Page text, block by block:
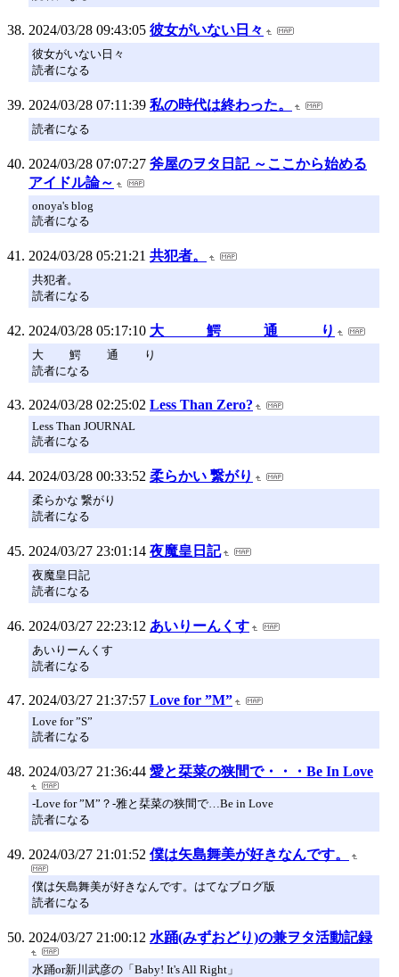
2024/03/28 09:43:05 彼女がいない日々
彼女がいない日々
読者になる
2024/03/28 07:11:39 私の時代は終わった。
読者になる
2024/03/28 07:07:27 斧屋のヲタ日記 ～ここから始める
アイドル論～
onoya's blog
読者になる
2024/03/28 05:21:21 共犯者。
共犯者。
読者になる
2024/03/28 05:17:10 大 鰐 通 り
大 鰐 通 り
読者になる
2024/03/28 02:25:02 Less Than Zero?
Less Than JOURNAL
読者になる
2024/03/28 00:33:52 柔らかい 繋がり
柔らかな 繋がり
読者になる
2024/03/27 23:01:14 夜魔皇日記
夜魔皇日記
読者になる
2024/03/27 22:23:12 あいりーんくす
あいりーんくす
読者になる
2024/03/27 21:37:57 Love for ”M”
Love for ”S”
読者になる
2024/03/27 21:36:44 愛と栞菜の狭間で・・・Be In Love
-Love for ”M”？-雅と栞菜の狭間で…Be in Love
読者になる
2024/03/27 21:01:52 僕は矢島舞美が好きなんです。
僕は矢島舞美が好きなんです。はてなブログ版
読者になる
2024/03/27 21:00:12 水踊(みずおどり)の兼ヲタ活動記録
水踊or新川武彦の「Baby! It's All Right」